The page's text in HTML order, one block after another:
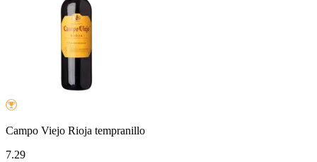
Campo Viejo Rioja tempranillo
7.29